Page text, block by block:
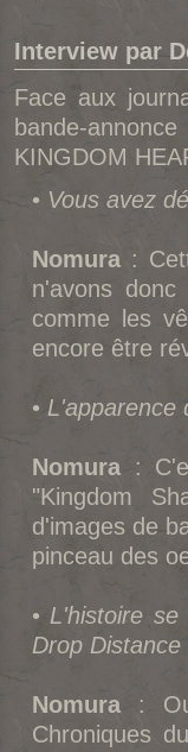
Interview par
Face aux
bande-
KINGDOM
• Vous avez
Nomura :
n'avons donc
comme les
encore être
• L'apparence
Nomura :
"Kingdom
d'images de
pinceau des
• L'histoire
Drop Distance
Nomura :
Chroniques